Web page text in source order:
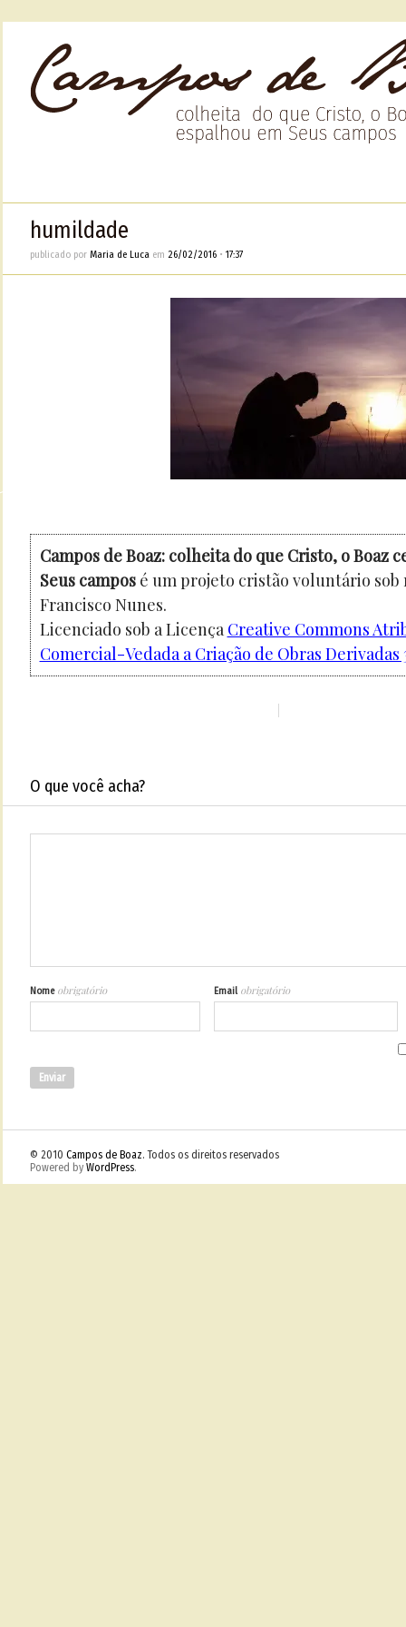
humildade
publicado por Maria de Lucaem 26/02/2016• 17:37
Campos de Boaz: colheita do que Cristo, o Boaz
Seus camposé um projeto cristão voluntário sob
Francisco Nunes.
Licenciado sob a Licença Creative Commons
Comercial-Vedada a Criação de Obras Derivadas
O que você acha?
Nome obrigatório Email obrigatório
© 2010 Campos de Boaz. Todos os direitos reservados
Powered by WordPress.